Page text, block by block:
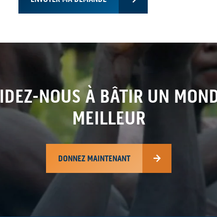
NOUS À BÂTIR UN
MEILLEUR
DONNEZ MAINTENANT